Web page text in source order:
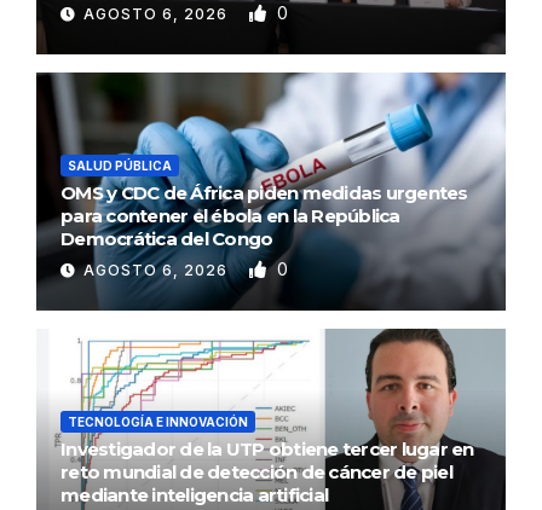
AGOSTO 6, 2026 0
SALUD PÚBLICA
OMS y CDC de África piden medidas urgentes
para contener el ébola en la República
Democrática del Congo
AGOSTO 6, 2026 0
TECNOLOGÍA E INNOVACIÓN
Investigador de la UTP obtiene tercer lugar en
reto mundial de detección de cáncer de piel
mediante inteligencia artificial